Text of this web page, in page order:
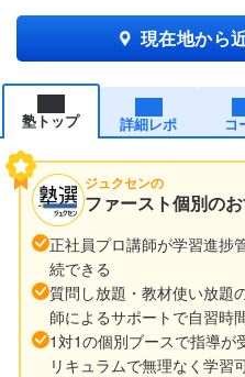
現在地から
塾トップ 詳細レポ コ
ジュクセンの
ファースト個別の
正社員プロ講師が学習進捗
続できる
質問し放題・教材使い放題
師によるサポートで自習時
1対1の個別ブースで指導が
リキュラムで無理なく学習